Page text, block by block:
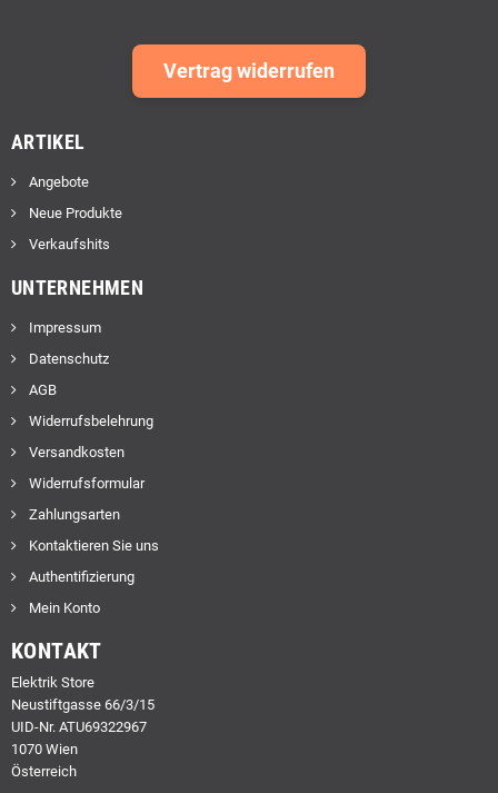
Vertrag widerrufen
ARTIKEL
Angebote
Neue Produkte
Verkaufshits
UNTERNEHMEN
Impressum
Datenschutz
AGB
Widerrufsbelehrung
Versandkosten
Widerrufsformular
Zahlungsarten
Kontaktieren Sie uns
Authentifizierung
Mein Konto
KONTAKT
Elektrik Store
Neustiftgasse 66/3/15
UID-Nr. ATU69322967
1070 Wien
Österreich